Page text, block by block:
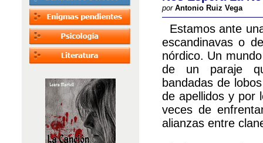
por Antonio Ruiz Vega
Estamos ante
escandinavas o
nórdico. Un
de un paraje
bandadas de
de apellidos y por
veces de
alianzas entre